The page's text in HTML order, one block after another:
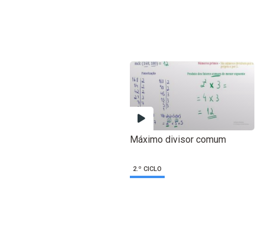
Máximo divisor comum
2.º CICLO